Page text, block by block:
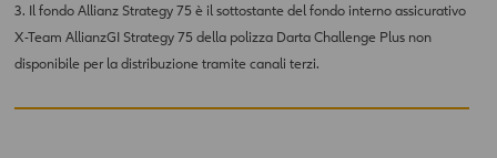
interruzione/sospensione del servizio e/o anomalie di
funzionamento, virus, ecc.), abuso da parte di terzi,
danneggiamento o perdita di programmi o altri dati dai propri
3. Il fondo Allianz Strategy 75 è il sottostante del fondo interno assicurativo
X-Team AllianzGI Strategy 75 della polizza Darta Challenge Plus non
disponibile per la distribuzione tramite canali terzi.